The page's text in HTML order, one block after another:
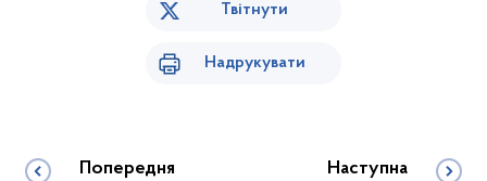
Твітнути
Надрукувати
Попередня Наступна